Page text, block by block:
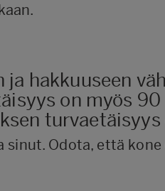
ja hakkuuseen
on myös
Odota, että